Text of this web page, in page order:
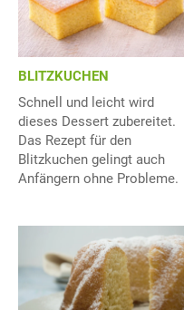
BLITZKUCHEN
Schnell und leicht wird
dieses Dessert zubereitet.
Das Rezept für den
Blitzkuchen gelingt auch
Anfängern ohne Probleme.